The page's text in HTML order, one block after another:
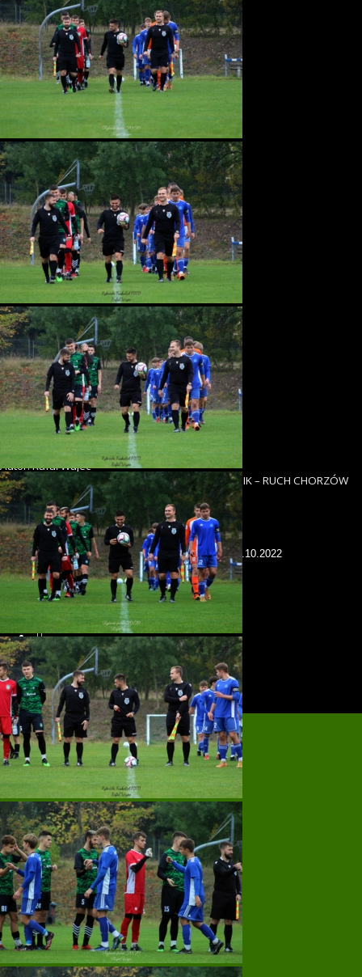
Autor: Rafał Wujec
I LIGA WOJEWÓDZKA JUNIOR A1: ROW 1964 RYBNIK – RUCH CHORZÓW
1:2 (1:1)
Share Tweet Pin Mail SMS
previous postRYBNICKI ROZKŁAD JAZDY: 22-26.10.2022
next postRYBNICKIE SZPILE: 22-26.10.2022
KONTAKT: redakcja@rybnickifusbal.pl
Back to top
mobile desktop